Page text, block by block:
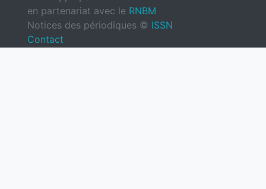
en partenariat avec le RNBM
Notices des périodiques © ISSN
Contact